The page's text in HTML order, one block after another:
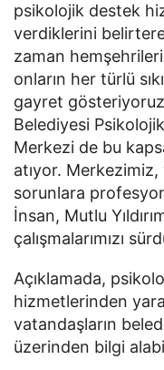
psikolojik destek
verdiklerini
zaman
onların her türlü
gayret
Belediyesi
Merkezi de bu
atıyor. Merkezimiz,
sorunlara
İnsan, Mutlu
çalışmalarımızı
Açıklamada,
hizmetlerinden
vatandaşların
üzerinden bilgi